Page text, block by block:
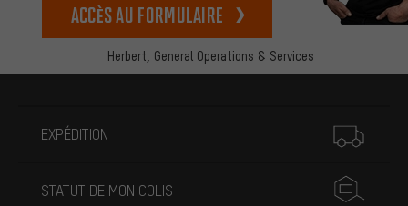
Herbert, General Operations & Services
Accès au formulaire
EXPÉDITION
STATUT DE MON COLIS